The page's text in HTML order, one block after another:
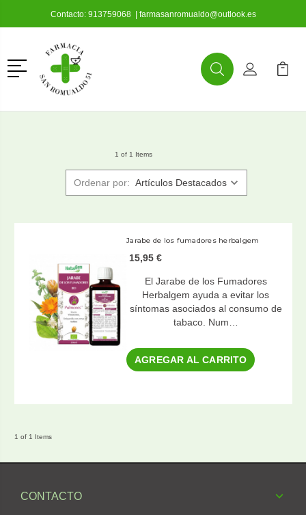
Contacto: 913759068| farmasanromualdo@outlook.es
Menú
BuscarMi Cuenta
Mi
1 of 1 Items
Ordenar por:
Jarabe de los fumadores herbalgem
15,95 €
El Jarabe de los Fumadores
Herbalgem ayuda a evitar los
síntomas asociados al consumo de
tabaco. Num…
AGREGAR AL CARRITO
1 of 1 Items
CONTACTO